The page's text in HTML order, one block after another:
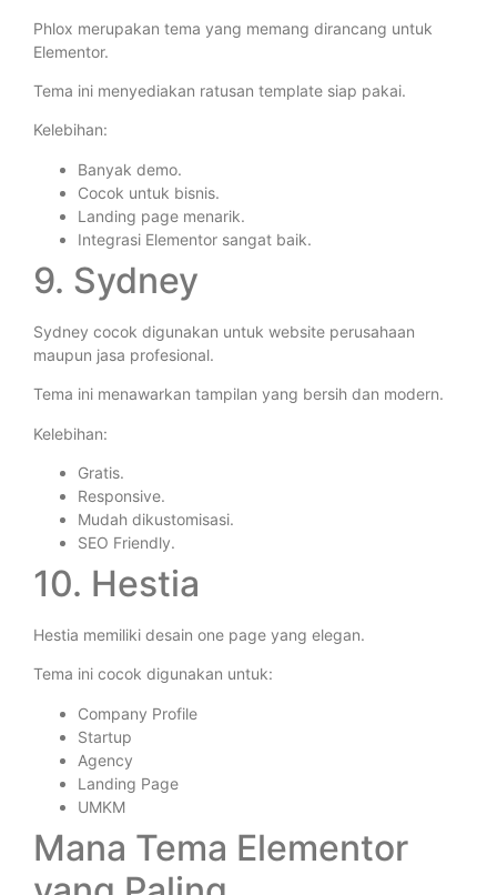
Phlox merupakan tema yang memang dirancang untuk
Elementor.
Tema ini menyediakan ratusan template siap pakai.
Kelebihan:
Banyak demo.
Cocok untuk bisnis.
Landing page menarik.
Integrasi Elementor sangat baik.
9. Sydney
Sydney cocok digunakan untuk website perusahaan
maupun jasa profesional.
Tema ini menawarkan tampilan yang bersih dan modern.
Kelebihan:
Gratis.
Responsive.
Mudah dikustomisasi.
SEO Friendly.
10. Hestia
Hestia memiliki desain one page yang elegan.
Tema ini cocok digunakan untuk:
Company Profile
Startup
Agency
Landing Page
UMKM
Mana Tema Elementor